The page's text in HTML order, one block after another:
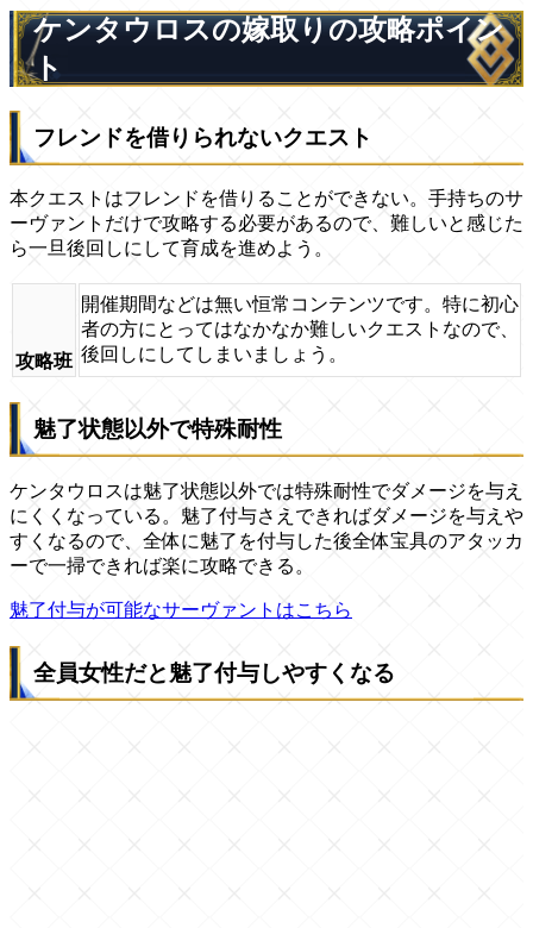
ケンタウロスの嫁取りの攻略ポイン
ト
フレンドを借りられないクエスト
本クエストはフレンドを借りることができない。手持ちのサ
ーヴァントだけで攻略する必要があるので、難しいと感じた
ら一旦後回しにして育成を進めよう。
攻略班
開催期間などは無い恒常コンテンツです。特に初心
者の方にとってはなかなか難しいクエストなので、
後回しにしてしまいましょう。
魅了状態以外で特殊耐性
ケンタウロスは魅了状態以外では特殊耐性でダメージを与え
にくくなっている。魅了付与さえできればダメージを与えや
すくなるので、全体に魅了を付与した後全体宝具のアタッカ
ーで一掃できれば楽に攻略できる。
魅了付与が可能なサーヴァントはこちら
全員女性だと魅了付与しやすくなる